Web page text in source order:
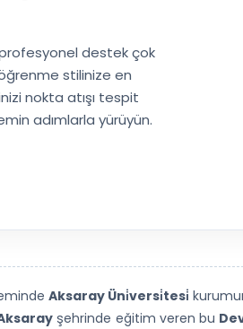
profesyonel destek çok
stilinize en
nokta atışı tespit
adımlarla yürüyün.
Aksaray Üni̇versi̇tesi̇
şehrinde eğitim veren bu